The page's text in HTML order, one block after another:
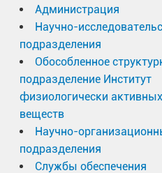
Администрация
Научно-
подразделения
Обособленное
подразделение Институт
физиологически активных
веществ
Научно-
подразделения
Службы обеспечения